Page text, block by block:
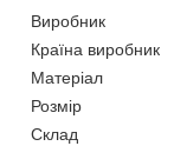
Виробник
Країна виробник
Матеріал
Розмір
Склад